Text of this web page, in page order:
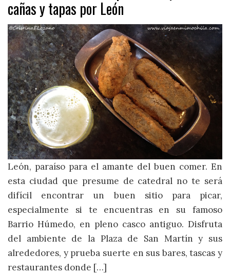
cañas y tapas por León
León, paraíso para el amante del buen comer. En
esta ciudad que presume de catedral no te será
difícil encontrar un buen sitio para picar,
especialmente si te encuentras en su famoso
Barrio Húmedo, en pleno casco antiguo. Disfruta
del ambiente de la Plaza de San Martín y sus
alrededores, y prueba suerte en sus bares, tascas y
restaurantes donde […]